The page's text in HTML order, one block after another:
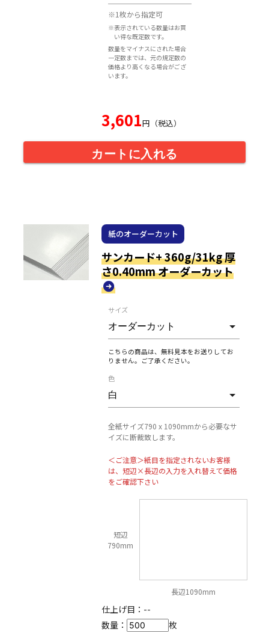
※1枚から指定可
※表示されている数量はお買
い得な既定数です。
数量をマイナスにされた場合
一定数までは、元の規定数の
価格より高くなる場合がござ
います。
3,601円（税込）
カートに入れる
紙のオーダーカット
サンカード+ 360g/31kg 厚
さ0.40mm オーダーカット
サイズ
こちらの商品は、無料見本をお送りしてお
りません。ご了承ください。
色
全紙サイズ790 x 1090mmから必要なサ
イズに断裁致します。
＜ご注意＞紙目を指定されないお客様
は、短辺×長辺の入力を入れ替えて価格
をご確認下さい
短辺
790mm
長辺1090mm
仕上げ目： --
数量：
枚